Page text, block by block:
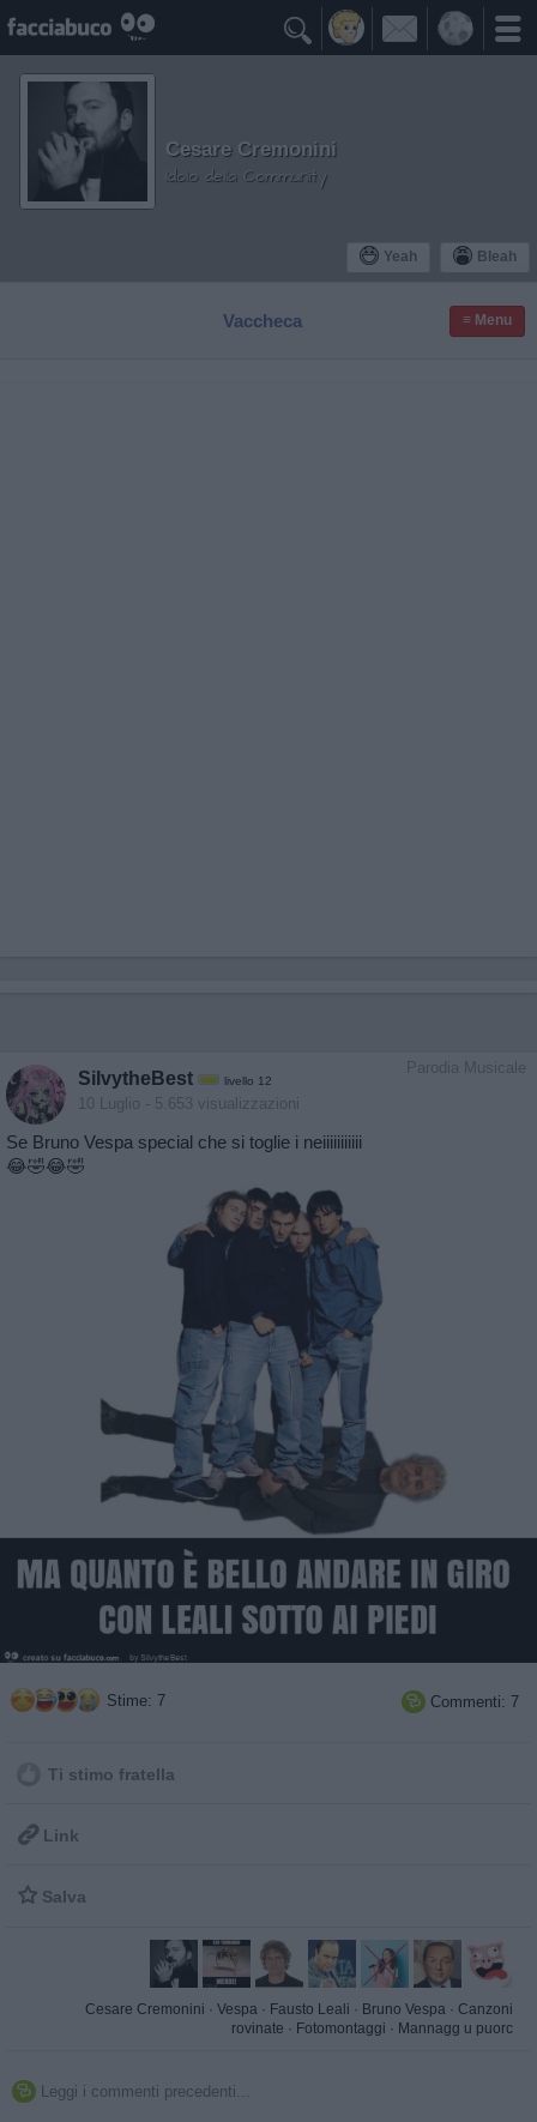

Yeah Bleah
Cesare Cremonini
Idolo della Community
Vaccheca ≡ Menu
Parodia Musicale
SilvytheBest livello 12
10 Luglio - 5.653 visualizzazioni
Se Bruno Vespa special che si toglie i neiiiiiiiiiii
😂🤣😂🤣
Stime: 7  Commenti: 7
Ti stimo fratella
 Link
 Salva
Cesare Cremonini · Vespa · Fausto Leali · Bruno Vespa · Canzoni
rovinate · Fotomontaggi · Mannagg u puorc
 Leggi i commenti precedenti...